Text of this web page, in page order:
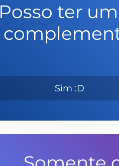
Posso ter
Sim :D